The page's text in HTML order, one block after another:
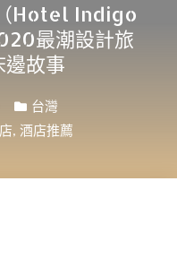
Hotel Indigo
最潮設計旅
邊故事
台灣
, 酒店推薦